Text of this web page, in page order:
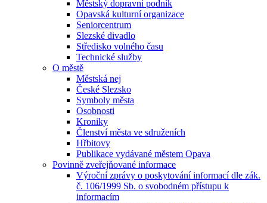
Městský dopravní podnik
Opavská kulturní organizace
Seniorcentrum
Slezské divadlo
Středisko volného času
Technické služby
O městě
Městská nej
České Slezsko
Symboly města
Osobnosti
Kroniky
Členství města ve sdruženích
Hřbitovy
Publikace vydávané městem Opava
Povinně zveřejňované informace
Výroční zprávy o poskytování informací dle zák.
č. 106/1999 Sb. o svobodném přístupu k
informacím